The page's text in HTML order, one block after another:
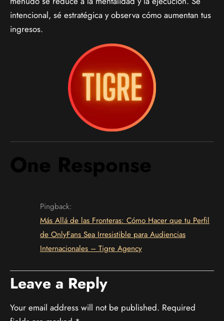
intencional, sé estratégica y observa cómo aumentan tus
ingresos.
One Response
Pingback:
Más Allá de las Fronteras: Cómo Hacer que tu Perfil
de OnlyFans Sea Irresistible para Audiencias
Internacionales – Tigre Agency
Leave a Reply
Your email address will not be published. Required